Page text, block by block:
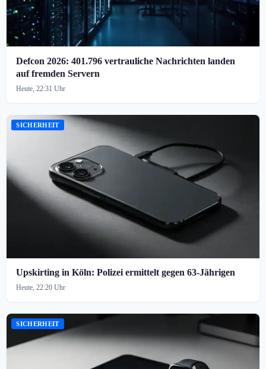
Defcon 2026: 401.796 vertrauliche Nachrichten landen
auf fremden Servern
Heute, 22:31 Uhr
SICHERHEIT
Upskirting in Köln: Polizei ermittelt gegen 63-Jährigen
Heute, 22:20 Uhr
SICHERHEIT